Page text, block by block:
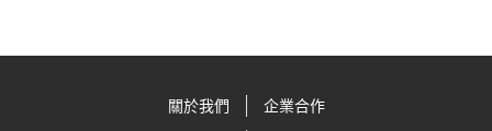
關於我們 企業合作